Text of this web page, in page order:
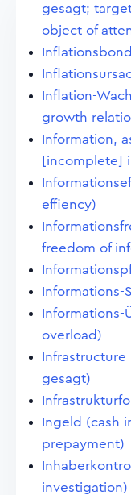
gesagt;
object of
Inflation-
growth
Information,
[incomplete]
effiency)
freedom of
Informations-
Informations-
overload)
Infrastructure
gesagt)
Ingeld (cash
prepayment)
investigation)